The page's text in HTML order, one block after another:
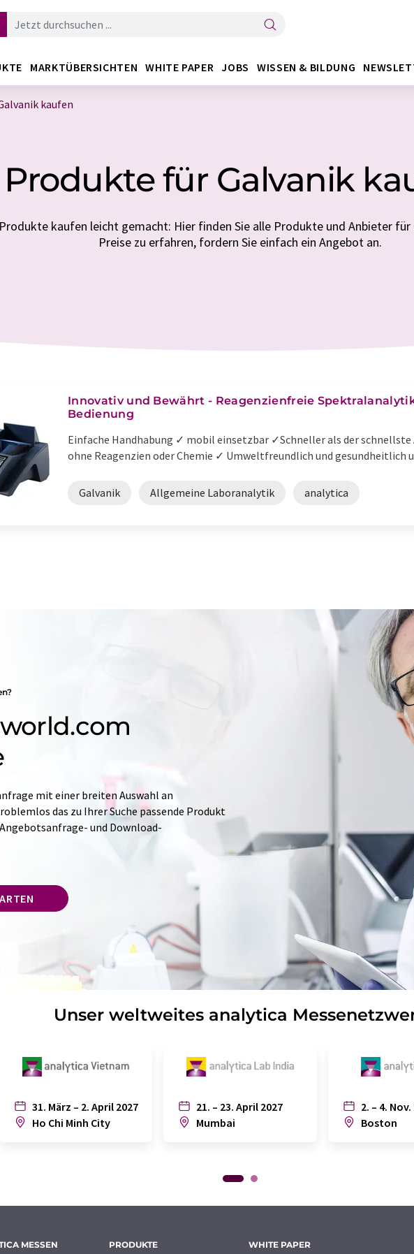
MARKTÜBERSICHTEN WHITE PAPER JOBS WISSEN & BILDUNG
kaufen
Produkte für Galvanik
Produkte kaufen leicht gemacht: Hier finden Sie alle Produkte und Anbieter für
Preise zu erfahren, fordern Sie einfach ein Angebot an.
Innovativ und Bewährt - Reagenzienfreie
Bedienung
Einfache Handhabung ✓ mobil einsetzbar ✓Schneller als der
ohne Reagenzien oder Chemie ✓ Umweltfreundlich und gesundheitlich
Galvanik Allgemeine Laboranalytik analytica
mit einer breiten Auswahl an
das zu Ihrer Suche passende Produkt
und Download-
Unser weltweites analytica
31. März – 2. April 2027
Ho Chi Minh City
21. – 23. April 2027
Mumbai
2. – 4. Nov.
Boston
MESSEN PRODUKTE WHITE PAPER